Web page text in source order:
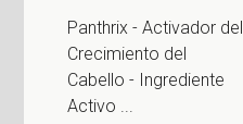
Panthrix - Activador del
Crecimiento del
Cabello - Ingrediente
Activo ...